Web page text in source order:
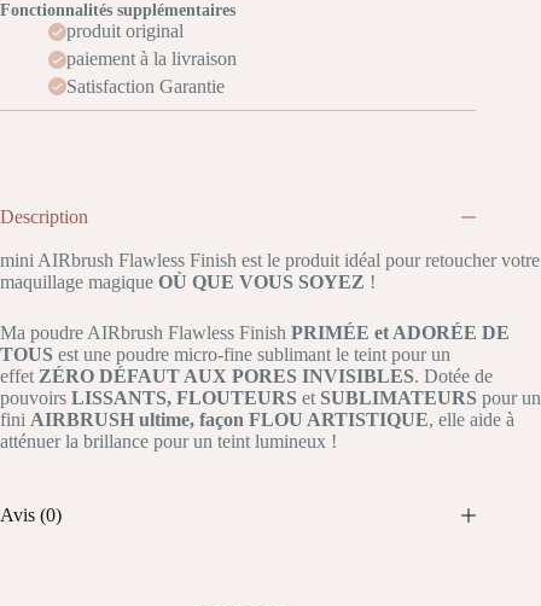
Fonctionnalités supplémentaires
produit original
paiement à la livraison
Satisfaction Garantie
Description
mini AIRbrush Flawless Finish est le produit idéal pour retoucher votre
maquillage magique OÙ QUE VOUS SOYEZ !
Ma poudre AIRbrush Flawless Finish PRIMÉE et ADORÉE DE
TOUS est une poudre micro-fine sublimant le teint pour un
effet ZÉRO DÉFAUT AUX PORES INVISIBLES. Dotée de
pouvoirs LISSANTS, FLOUTEURS et SUBLIMATEURS pour un
fini AIRBRUSH ultime, façon FLOU ARTISTIQUE, elle aide à
atténuer la brillance pour un teint lumineux !
Avis (0)